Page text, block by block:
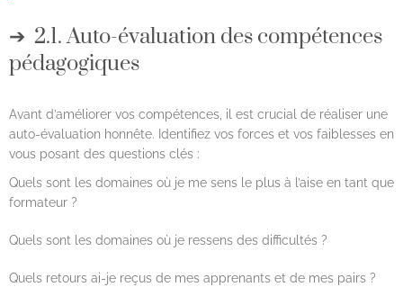
2.1. Auto-évaluation des compétences
pédagogiques
Avant d’améliorer vos compétences, il est crucial de réaliser une
auto-évaluation honnête. Identifiez vos forces et vos faiblesses en
vous posant des questions clés :
Quels sont les domaines où je me sens le plus à l’aise en tant que
formateur ?
Quels sont les domaines où je ressens des difficultés ?
Quels retours ai-je reçus de mes apprenants et de mes pairs ?